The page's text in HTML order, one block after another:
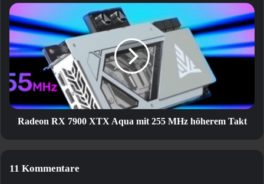
Radeon
RX
7900
XTX
Aqua
mit
255
höherem
TaktRadeon RX 7900 XTX Aqua mit 255 MHz höherem Takt
11 Kommentare